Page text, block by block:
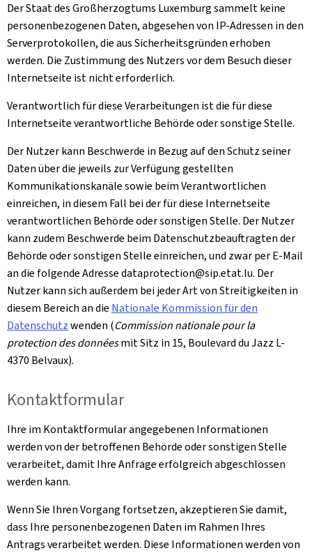
Der Staat des Großherzogtums Luxemburg sammelt keine
personenbezogenen Daten, abgesehen von IP-Adressen in den
Serverprotokollen, die aus Sicherheitsgründen erhoben
werden. Die Zustimmung des Nutzers vor dem Besuch dieser
Internetseite ist nicht erforderlich.
Verantwortlich für diese Verarbeitungen ist die für diese
Internetseite verantwortliche Behörde oder sonstige Stelle.
Der Nutzer kann Beschwerde in Bezug auf den Schutz seiner
Daten über die jeweils zur Verfügung gestellten
Kommunikationskanäle sowie beim Verantwortlichen
einreichen, in diesem Fall bei der für diese Internetseite
verantwortlichen Behörde oder sonstigen Stelle. Der Nutzer
kann zudem Beschwerde beim Datenschutzbeauftragten der
Behörde oder sonstigen Stelle einreichen, und zwar per E-Mail
an die folgende Adresse dataprotection@sip.etat.lu. Der
Nutzer kann sich außerdem bei jeder Art von Streitigkeiten in
diesem Bereich an die Nationale Kommission für den
Datenschutzwenden (Commission nationale pour la
protection des donnéesmit Sitz in 15, Boulevard du Jazz L-
4370 Belvaux).
Kontaktformular
Ihre im Kontaktformular angegebenen Informationen
werden von der betroffenen Behörde oder sonstigen Stelle
verarbeitet, damit Ihre Anfrage erfolgreich abgeschlossen
werden kann.
Wenn Sie Ihren Vorgang fortsetzen, akzeptieren Sie damit,
dass Ihre personenbezogenen Daten im Rahmen Ihres
Antrags verarbeitet werden. Diese Informationen werden von